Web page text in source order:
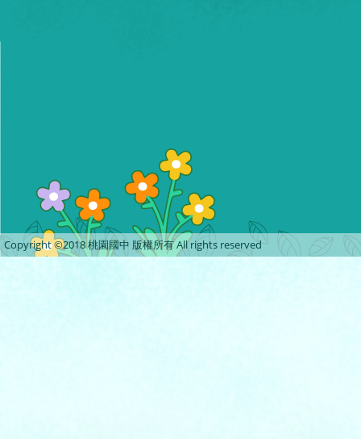
Copyright ©2018 桃園國中 版權所有 All rights reserved